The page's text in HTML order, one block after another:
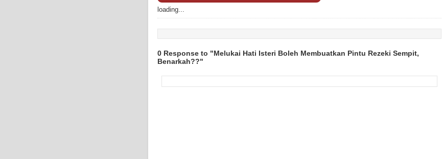
loading...
0 Response to "Melukai Hati Isteri Boleh Membuatkan Pintu Rezeki Sempit,
Benarkah??"